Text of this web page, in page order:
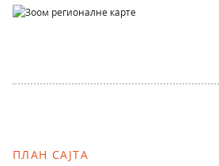
ПЛАН САЈТА